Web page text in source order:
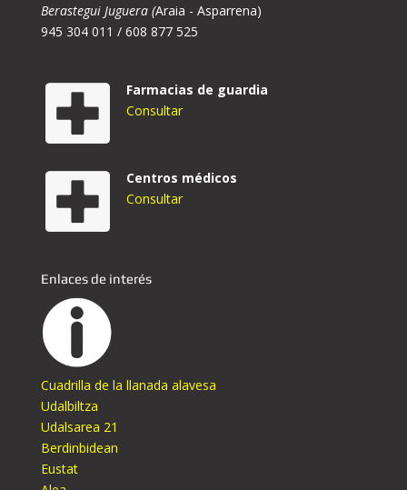
Berastegui Juguera (Araia - Asparrena)
945 304 011 / 608 877 525
Farmacias de guardia
Consultar
Centros médicos
Consultar
Enlaces de interés
Cuadrilla de la llanada alavesa
Udalbiltza
Udalsarea 21
Berdinbidean
Eustat